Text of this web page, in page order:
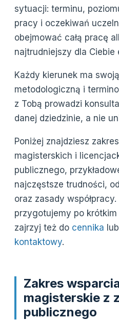
sytuacji: terminu,
pracy i oczekiwań
obejmować całą pracę
najtrudniejszy dla Ciebie
Każdy kierunek ma
metodologiczną i
z Tobą prowadzi
danej dziedzinie, a nie
Poniżej znajdziesz
magisterskich i
publicznego,
najczęstsze trudności,
oraz zasady współpracy.
przygotujemy po
zajrzyj też do cennika
kontaktowy.
Zakres
magisterskie z
publicznego